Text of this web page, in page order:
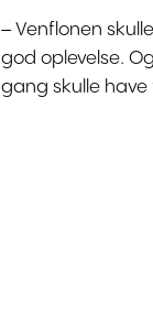
– Venflonen
god oplevelse.
gang skulle